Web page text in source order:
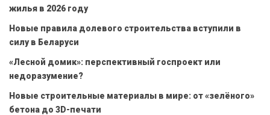
жилья в 2026 году
Новые правила долевого строительства вступили в
силу в Беларуси
«Лесной домик»: перспективный госпроект или
недоразумение?
Новые строительные материалы в мире: от «зелёного»
бетона до 3D-печати